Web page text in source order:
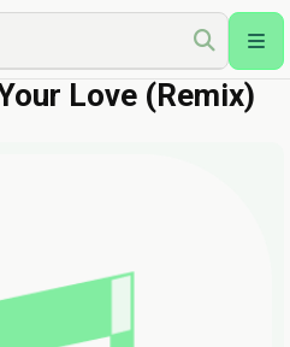
Love (Remix)